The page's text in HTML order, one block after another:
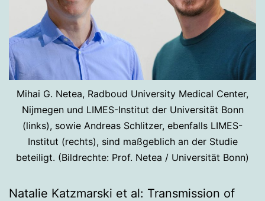
Mihai G. Netea, Radboud University Medical Center,
Nijmegen und LIMES-Institut der Universität Bonn
(links), sowie Andreas Schlitzer, ebenfalls LIMES-
Institut (rechts), sind maßgeblich an der Studie
beteiligt. (Bildrechte: Prof. Netea / Universität Bonn)
Natalie Katzmarski et al: Transmission of